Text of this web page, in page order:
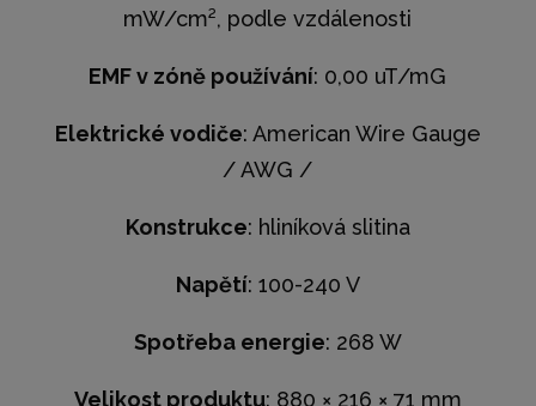
mW/cm², podle vzdálenosti
EMF v zóně používání: 0,00 uT/mG
Elektrické vodiče: American Wire Gauge
/ AWG /
Konstrukce: hliníková slitina
Napětí: 100-240 V
Spotřeba energie: 268 W
Velikost produktu: 880 × 216 × 71 mm